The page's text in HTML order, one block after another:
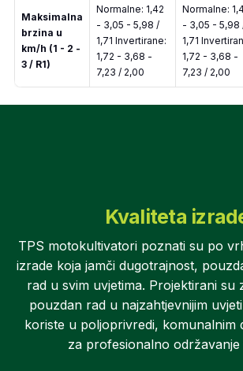
Maksimalna
brzina u
km/h (1 - 2 -
3 / R1)
Normalne: 1,42
- 3,05 - 5,98 /
1,71 Invertirane:
1,72 - 3,68 -
7,23 / 2,00
Normalne:
- 3,05 - 5,98
1,71
1,72 - 3,68 -
7,23 / 2,00
Kvaliteta
TPS motokultivatori poznati su po
izrade koja jamči dugotrajnost,
rad u svim uvjetima. Projektirani su
pouzdan rad u najzahtjevnijim
koriste u poljoprivredi, komunalnim
za profesionalno održavanje